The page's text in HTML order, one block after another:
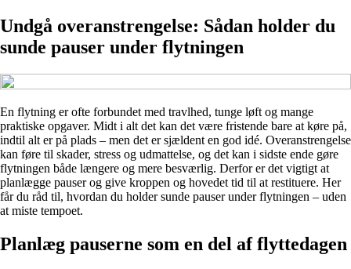
Undgå overanstrengelse: Sådan holder du
sunde pauser under flytningen
En flytning er ofte forbundet med travlhed, tunge løft og mange
praktiske opgaver. Midt i alt det kan det være fristende bare at køre på,
indtil alt er på plads – men det er sjældent en god idé. Overanstrengelse
kan føre til skader, stress og udmattelse, og det kan i sidste ende gøre
flytningen både længere og mere besværlig. Derfor er det vigtigt at
planlægge pauser og give kroppen og hovedet tid til at restituere. Her
får du råd til, hvordan du holder sunde pauser under flytningen – uden
at miste tempoet.
Planlæg pauserne som en del af flyttedagen